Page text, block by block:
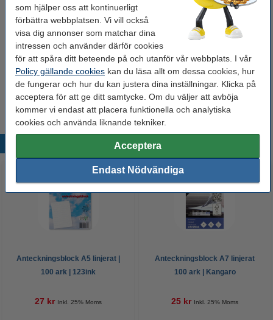
som hjälper oss att kontinuerligt
förbättra webbplatsen. Vi vill också
visa dig annonser som matchar dina
intressen och använder därför cookies
för att spåra ditt beteende på och utanför vår webbplats. I vår
Policy gällande cookies kan du läsa allt om dessa cookies, hur
de fungerar och hur du kan justera dina inställningar. Klicka på
acceptera för att ge ditt samtycke. Om du väljer att avböja
kommer vi endast att placera funktionella och analytiska
cookies och använda liknande tekniker.
Acceptera
Endast Nödvändiga
Tips! Köp med pennor!
Bläckpenna | 123ink | gul | 10st
40 kr
Kulspetspenna | Pentel Energel BL107 | blå
29 kr
Populära produkter
Anteckningsblock A5 linjerat |
100 ark | 123ink
27 kr Inkl. 25% Moms
Anteckningsblock A7 linjerat
100 ark | Kangaro
25 kr Inkl. 25% Moms